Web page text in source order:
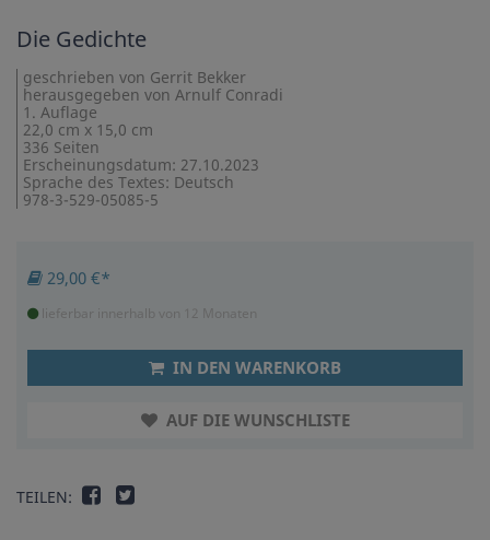
Die Gedichte
geschrieben von Gerrit Bekker
herausgegeben von Arnulf Conradi
1. Auflage
22,0 cm x 15,0 cm
336 Seiten
Erscheinungsdatum: 27.10.2023
Sprache des Textes: Deutsch
978-3-529-05085-5
29,00 €*
lieferbar innerhalb von 12 Monaten
IN DEN WARENKORB
AUF DIE WUNSCHLISTE
TEILEN: